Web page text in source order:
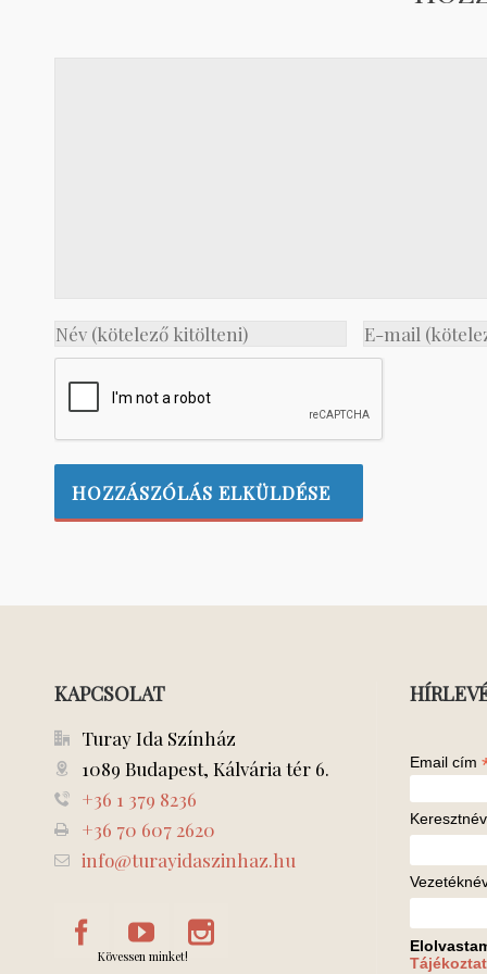
KAPCSOLAT
Turay Ida Színház
1089 Budapest, Kálvária tér 6.
+36 1 379 8236
+36 70 607 2620
info@turayidaszinhaz.hu
Kövessen minket!
Email cím
Keresztnév